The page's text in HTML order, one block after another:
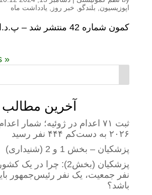
اپوزیسیون
بلندگو خبر روز یادداشت ماه
کمون شماره 42 منتشر شد – پ.د.اف
« Older Entries
آخرین مطالب
ثبت ۷۱ اعدام در ژوئیه؛ شمار
۲۰۲۶ به دست‌کم ۴۴۴ نفر رسید
پزشکیان – بخش 1 و 2 (شنیداری)
نفر جمعیت، یک نفر رئیس‌جمهور
باشد؟